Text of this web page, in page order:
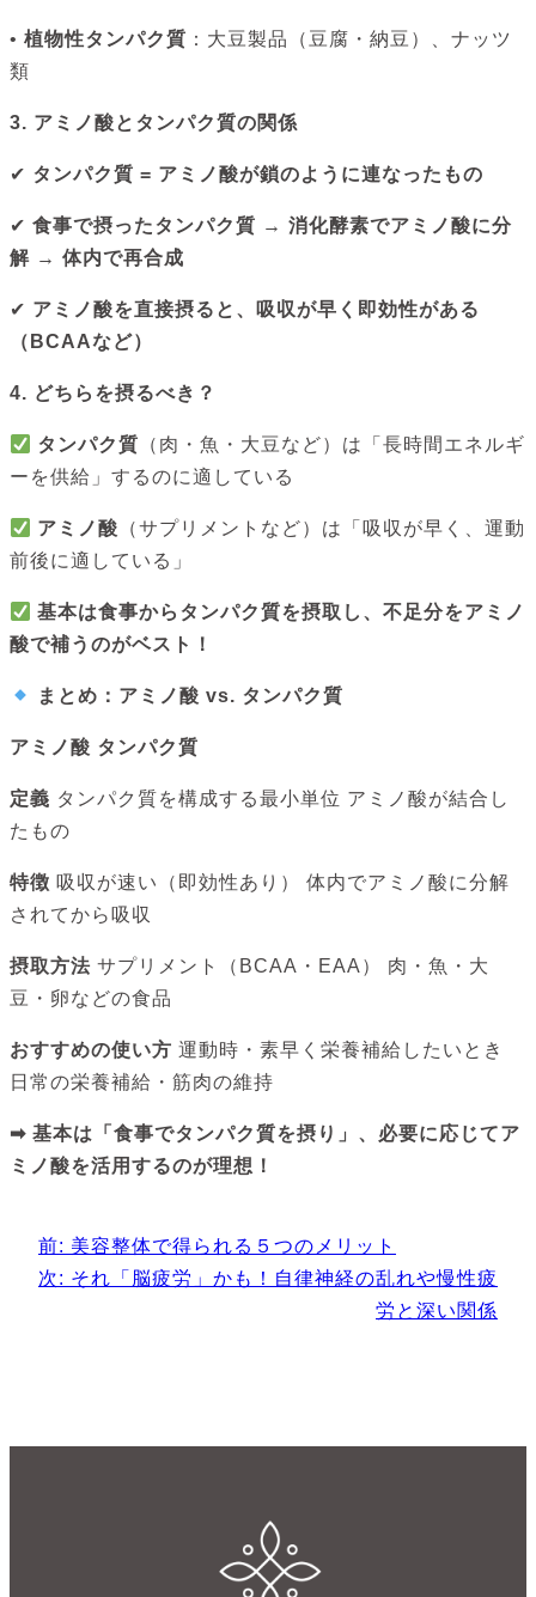
• 植物性タンパク質 ：大豆製品（豆腐・納豆）、ナッツ
類
3. アミノ酸とタンパク質の関係
✔ タンパク質 = アミノ酸が鎖のように連なったもの
✔ 食事で摂ったタンパク質 → 消化酵素でアミノ酸に分
解 → 体内で再合成
✔ アミノ酸を直接摂ると、吸収が早く即効性がある
（BCAAなど）
4. どちらを摂るべき？
タンパク質 （肉・魚・大豆など）は「長時間エネルギ
ーを供給」するのに適している
アミノ酸 （サプリメントなど）は「吸収が早く、運動
前後に適している」
基本は食事からタンパク質を摂取し、不足分をアミノ
酸で補うのがベスト！
まとめ：アミノ酸 vs. タンパク質
アミノ酸 タンパク質
定義 タンパク質を構成する最小単位 アミノ酸が結合し
たもの
特徴 吸収が速い（即効性あり） 体内でアミノ酸に分解
されてから吸収
摂取方法 サプリメント（BCAA・EAA） 肉・魚・大
豆・卵などの食品
おすすめの使い方 運動時・素早く栄養補給したいとき
日常の栄養補給・筋肉の維持
➡ 基本は「食事でタンパク質を摂り」、必要に応じてア
ミノ酸を活用するのが理想！
前: 美容整体で得られる５つのメリット
次: それ「脳疲労」かも！自律神経の乱れや慢性疲
労と深い関係